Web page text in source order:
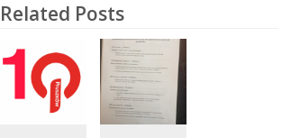
Related Posts